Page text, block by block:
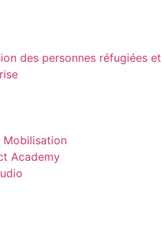
des personnes réfugiées et
Mobilisation
Academy